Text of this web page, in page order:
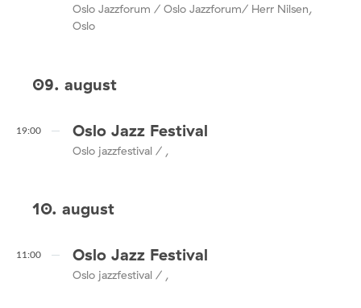
Oslo Jazzforum / Oslo Jazzforum/ Herr Nilsen,
Oslo
09. august
19:00 Oslo Jazz Festival
Oslo jazzfestival / ,
10. august
11:00 Oslo Jazz Festival
Oslo jazzfestival / ,